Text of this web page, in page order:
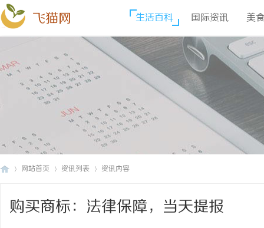
飞猫网 生活百科 国际资讯 美
网站首页 资讯列表 资讯内容
购买商标：法律保障，当天提报